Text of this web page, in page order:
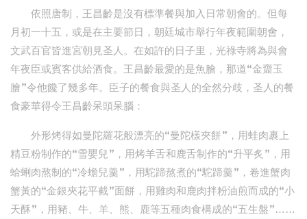
依照唐制，王昌齡是沒有標準餐與加入日常朝會的。但每
月初一十五，或是在主要節日，朝廷城市舉行年夜範圍朝會，
文武百官皆進宮朝見圣人。在如許的日子里，光祿寺將為與會
年夜臣或賓客供給酒食。王昌齡最愛的是魚膾，那道“金齏玉
膾”令他饞了幾多年。臣子的餐食與圣人的全然分歧，圣人的餐
食豪華得令王昌齡呆頭呆腦：
外形烤得如曼陀羅花般漂亮的“曼陀樣夾餅”，用蛙肉裹上
精豆粉制作的“雪嬰兒”，用烤羊舌和鹿舌制作的“升平炙”，用
蛤蜊肉熬制的“冷蟾兒羹”，用駝蹄熬煮的“駝蹄羹”，卷進蟹肉
蟹黃的“金銀夾花平截”面餅，用雞肉和鹿肉拌粉油煎而成的“小
天酥”，用豬、牛、羊、熊、鹿等五種肉食構成的“五生盤”……